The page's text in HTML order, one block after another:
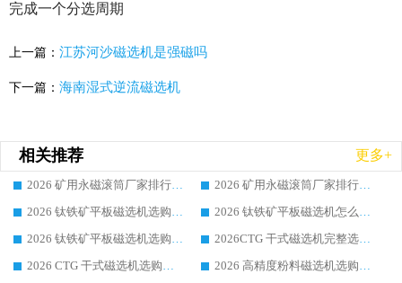
完成一个分选周期
上一篇： 江苏河沙磁选机是强磁吗
下一篇： 海南湿式逆流磁选机
相关推荐 更多+
2026 矿用永磁滚筒厂家排行榜选购干货指南 行业口碑标杆华体会手机网页版-华体会(中国) 实力出众
2026 矿用永磁滚筒厂家排行榜选购指南，行业口碑领域强者华体会手机网页版-华体会(中国)
2026 钛铁矿平板磁选机选购全攻略 市场公认优质品牌厂家实力排行榜
2026 钛铁矿平板磁选机怎么选 靠谱生产企业实力排行榜选购参考攻略
2026 钛铁矿平板磁选机选购指南 行业口碑优选品牌生产企业实力排行榜
2026CTG 干式磁选机完整选购指南 行业口碑顶尖靠谱生产龙头厂家实力推荐
2026 CTG 干式磁选机选购指南|行业口碑靠谱生产厂家领域强者推荐
2026 高精度粉料磁选机选购全攻略 行业优质品牌华体会手机网页版-华体会(中国) 实力深度解析